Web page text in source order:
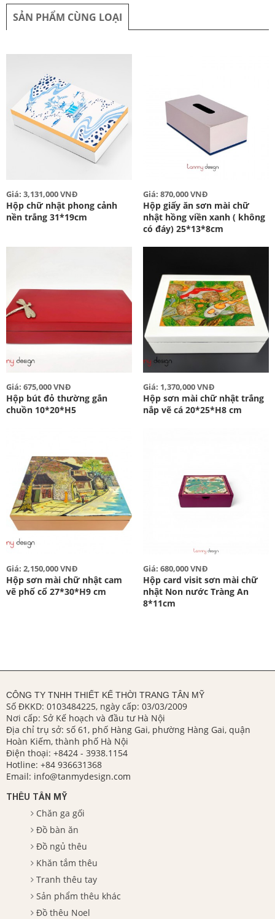
SẢN PHẨM CÙNG LOẠI
Giá: 3,131,000 VNĐ
Hộp chữ nhật phong cảnh
nền trắng 31*19cm
Giá: 870,000 VNĐ
Hộp giấy ăn sơn mài chữ
nhật hồng viền xanh ( không
có đáy) 25*13*8cm
Giá: 675,000 VNĐ
Hộp bút đỏ thường gắn
chuồn 10*20*H5
Giá: 1,370,000 VNĐ
Hộp sơn mài chữ nhật trắng
nắp vẽ cá 20*25*H8 cm
Giá: 2,150,000 VNĐ
Hộp sơn mài chữ nhật cam
vẽ phố cổ 27*30*H9 cm
Giá: 680,000 VNĐ
Hộp card visit sơn mài chữ
nhật Non nước Tràng An
8*11cm
CÔNG TY TNHH THIẾT KẾ THỜI TRANG TÂN MỸ
Số ĐKKD: 0103484225, ngày cấp: 03/03/2009
Nơi cấp: Sở Kế hoạch và đầu tư Hà Nội
Địa chỉ trụ sở: số 61, phố Hàng Gai, phường Hàng Gai, quận
Hoàn Kiếm, thành phố Hà Nội
Điện thoại: +8424 - 3938.1154
Hotline: +84 936631368
Email: info@tanmydesign.com
THÊU TÂN MỸ
Chăn ga gối
Đồ bàn ăn
Đồ ngủ thêu
Khăn tắm thêu
Tranh thêu tay
Sản phẩm thêu khác
Đồ thêu Noel